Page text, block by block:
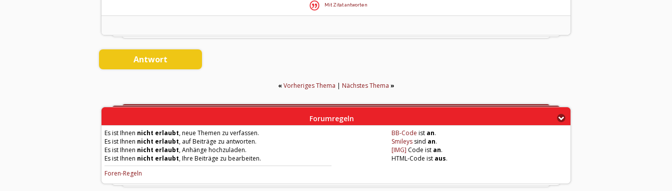
Mit Zitat antworten
Antwort
« Vorheriges Thema | Nächstes Thema »
Forumregeln
Es ist Ihnen nicht erlaubt, neue Themen zu verfassen.
Es ist Ihnen nicht erlaubt, auf Beiträge zu antworten.
Es ist Ihnen nicht erlaubt, Anhänge hochzuladen.
Es ist Ihnen nicht erlaubt, Ihre Beiträge zu bearbeiten.
Foren-Regeln
BB-Code ist an.
Smileys sind an.
[IMG] Code ist an.
HTML-Code ist aus.